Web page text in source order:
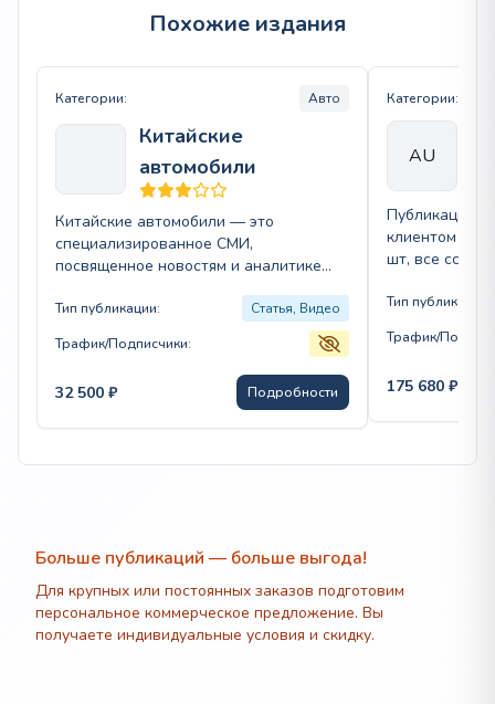
Похожие издания
Категории: Авто
Китайские
автомобили
Китайские автомобили — это
специализированное СМИ,
посвященное новостям и аналитике
Издание предлагает актуальную
Тип публикации:
Статья, Видео
Трафик/Подписчики:
32 500 ₽ Подробности
Категории:
AU
Публикация
клиентом ( до
шт, все
Тип публикации:
Трафик/
175 680 ₽
Больше публикаций — больше выгода!
Для крупных или постоянных заказов подготовим
персональное коммерческое предложение. Вы
получаете индивидуальные условия и скидку.